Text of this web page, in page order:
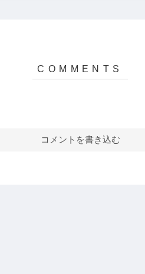
コメントを書き込む